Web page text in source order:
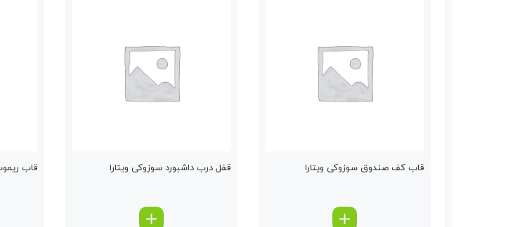
قاب كف صندوق سوزوکی ویتارا قفل درب داشبورد سوزوکی ویتارا قاب ریموت